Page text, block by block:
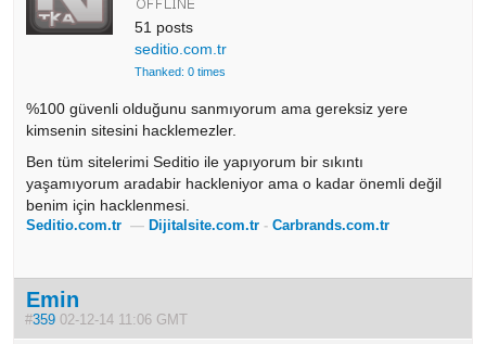
51 posts
seditio.com.tr
Thanked: 0 times
%100 güvenli olduğunu sanmıyorum ama gereksiz yere
kimsenin sitesini hacklemezler.
Ben tüm sitelerimi Seditio ile yapıyorum bir sıkıntı
yaşamıyorum aradabir hackleniyor ama o kadar önemli değil
benim için hacklenmesi.
Seditio.com.tr — Dijitalsite.com.tr -Carbrands.com.tr
Emin
#359 02-12-14 11:06 GMT